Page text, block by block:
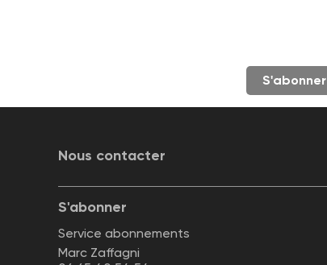
S'abonner
Nous contacter
S'abonner
Service abonnements
Marc Zaffagni